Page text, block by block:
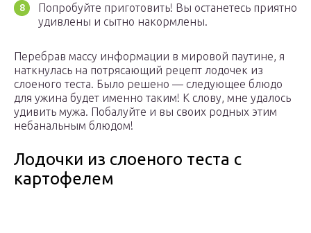
Попробуйте приготовить! Вы останетесь приятно
удивлены и сытно накормлены.
Перебрав массу информации в мировой паутине, я
наткнулась на потрясающий рецепт лодочек из
слоеного теста. Было решено — следующее блюдо
для ужина будет именно таким! К слову, мне удалось
удивить мужа. Побалуйте и вы своих родных этим
небанальным блюдом!
Лодочки из слоеного теста с
картофелем